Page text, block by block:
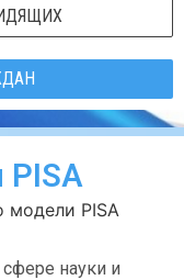
PISA
модели PISA
науки и